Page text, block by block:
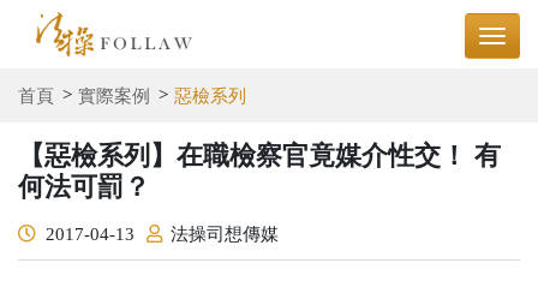
首頁 實際案例 惡檢系列
【惡檢系列】在職檢察官竟媒介性交！ 有
何法可罰？
2017-04-13 法操司想傳媒